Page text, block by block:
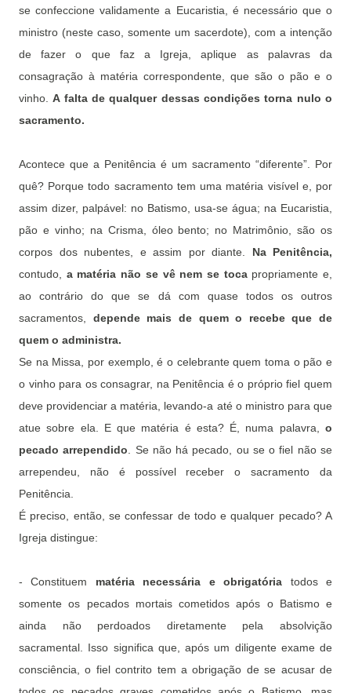
se confeccione validamente a Eucaristia, é necessário que o
ministro (neste caso, somente um sacerdote), com a intenção
de fazer o que faz a Igreja, aplique as palavras da
consagração à matéria correspondente, que são o pão e o
vinho.A falta de qualquer dessas condições torna nulo o
sacramento.
Acontece que a Penitência é um sacramento “diferente”. Por
quê? Porque todo sacramento tem uma matéria visível e, por
assim dizer, palpável: no Batismo, usa-se água; na Eucaristia,
pão e vinho; na Crisma, óleo bento; no Matrimônio, são os
corpos dos nubentes, e assim por diante. Na Penitência,
contudo, a matéria não se vê nem se tocapropriamente e,
ao contrário do que se dá com quase todos os outros
sacramentos, depende mais de quem o recebe que de
quem o administra.
Se na Missa, por exemplo, é o celebrante quem toma o pão e
o vinho para os consagrar, na Penitência é o próprio fiel quem
deve providenciar a matéria, levando-a até o ministro para que
atue sobre ela. E que matéria é esta? É, numa palavra, o
pecado arrependido . Se não há pecado, ou se o fiel não se
arrependeu, não é possível receber o sacramento da
Penitência.
É preciso, então, se confessar de todo e qualquer pecado? A
Igreja distingue:
- Constituem matéria necessária e obrigatória todos e
somente os pecados mortais cometidos após o Batismo e
ainda não perdoados diretamente pela absolvição
sacramental. Isso significa que, após um diligente exame de
consciência, o fiel contrito tem a obrigação de se acusar de